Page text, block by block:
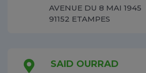
AVENUE DU 8 MAI 1945
91152 ETAMPES
SAID OURRAD